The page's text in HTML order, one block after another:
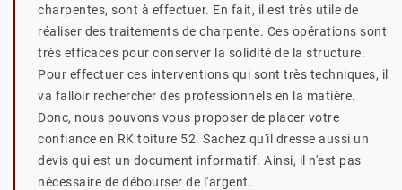
charpentes, sont à effectuer. En fait, il est très utile de
réaliser des traitements de charpente. Ces opérations sont
très efficaces pour conserver la solidité de la structure.
Pour effectuer ces interventions qui sont très techniques, il
va falloir rechercher des professionnels en la matière.
Donc, nous pouvons vous proposer de placer votre
confiance en RK toiture 52. Sachez qu'il dresse aussi un
devis qui est un document informatif. Ainsi, il n'est pas
nécessaire de débourser de l'argent.